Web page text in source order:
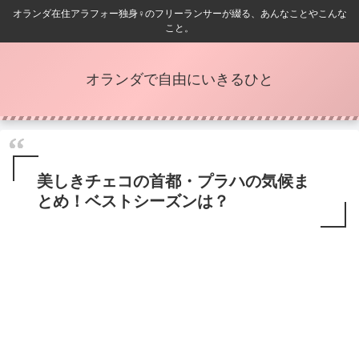
オランダ在住アラフォー独身♀️のフリーランサーが綴る、あんなことやこんな
こと。
オランダで自由にいきるひと
美しきチェコの首都・プラハの気候ま
とめ！ベストシーズンは？